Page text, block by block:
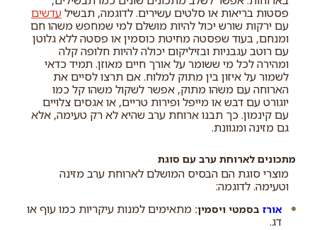
פסטות בריאות או סלטים עשירים. לדוגמה, תבשילעדשים
עם ירקות שורש יכול להיות מושלם למי שמחפש משהו חם
ומנחם, בעוד שפסטה מחיטת כוסמין או פסטה ללא גלוטן
עם רוטב עגבניות ובזיליקום יכולה להיות חלופה קלה
ומהירה לכל מי ששומר על אורך חיים מאוזן. תמיד כדאי
לשמור על איזון בין מתוק למלוח. אם תרצו לסיים את
הארוחה עם משהו מתוק, אפשר לשקול משהו קל כמו
יוגורט עם דבש או מייפל ופירות טריים, או אגסים צלויים
עם קינמון. כך תבנו ארוחת ערב שהיא לא רק טעימה, אלא
גם מזינה ומגוונת.
מתכונים לארוחת ערב עם סוגת
מוצרי סוגת הם הבסיס המושלם לארוחת ערב מזינה
וטעימה. לדוגמה:
אורז בסמטי ויסמין: מתאימים למנות עיקריות כמו עוף או
דג.